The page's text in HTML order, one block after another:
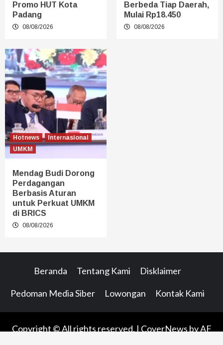
Promo HUT Kota
Padang
08/08/2026
Berbeda Tiap Daerah,
Mulai Rp18.450
08/08/2026
Hotnews
Internasional
UMKM
Mendag Budi Dorong
Perdagangan
Berbasis Aturan
untuk Perkuat UMKM
di BRICS
08/08/2026
Beranda Tentang Kami Disklaimer
Pedoman Media Siber Lowongan Kontak Kami
Copyright © All rights reserved.|CoverNewsby AF